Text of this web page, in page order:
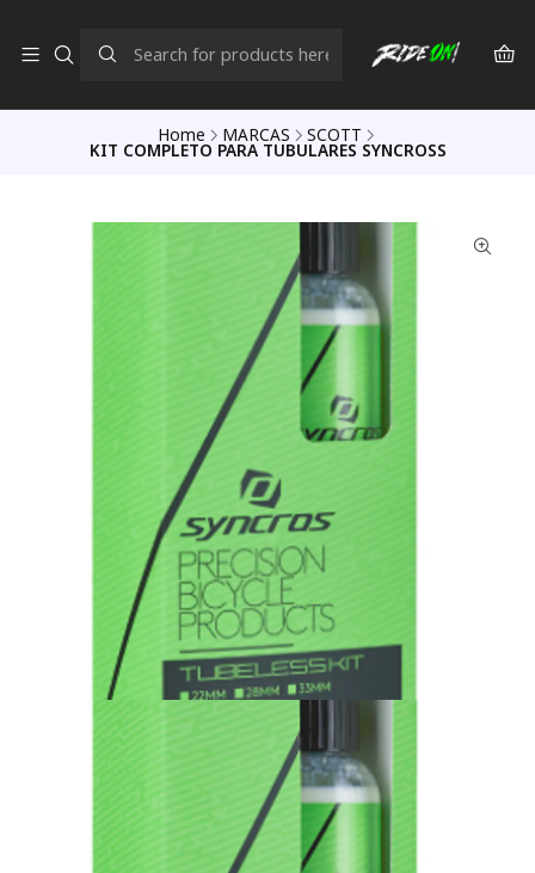
Home MARCAS SCOTT
KIT COMPLETO PARA TUBULARES SYNCROSS